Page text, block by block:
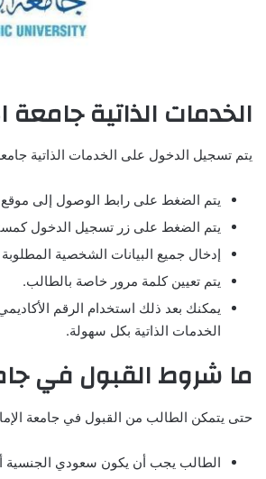
الخدمات الذاتية جامعة
يتم تسجيل الدخول على الخدمات الذاتية
يتم الضغط على رابط الوصول إلى موقع
يتم الضغط على زر تسجيل الدخول
إدخال جميع البيانات الشخصية
يتم تعيين كلمة مرور خاصة بالطالب.
يمكنك بعد ذلك استخدام الرقم
الخدمات الذاتية بكل سهولة.
ما شروط القبول في
حتى يتمكن الطالب من القبول في جامعة
الطالب يجب أن يكون سعودي الجنسية